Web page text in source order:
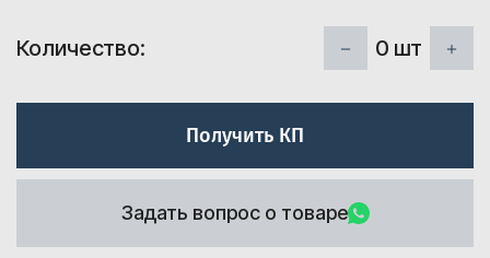
Количество: 0 шт
Получить КП
Задать вопрос о товаре